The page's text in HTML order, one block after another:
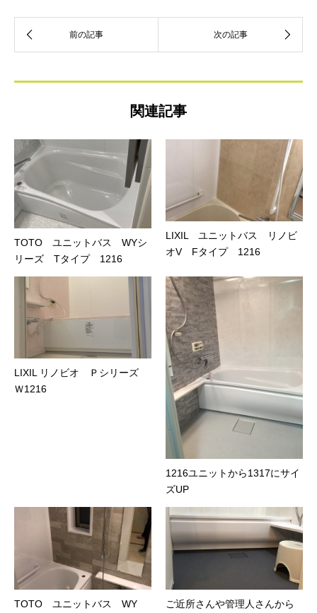
関連記事
TOTO ユニットバス WYシ
リーズ Tタイプ 1216
LIXIL ユニットバス リノビ
オV Fタイプ 1216
LIXIL リノビオ Ｐシリーズ
Ｗ1216
1216ユニットから1317にサイ
ズUP
TOTO ユニットバス WY
ご近所さんや管理人さんから